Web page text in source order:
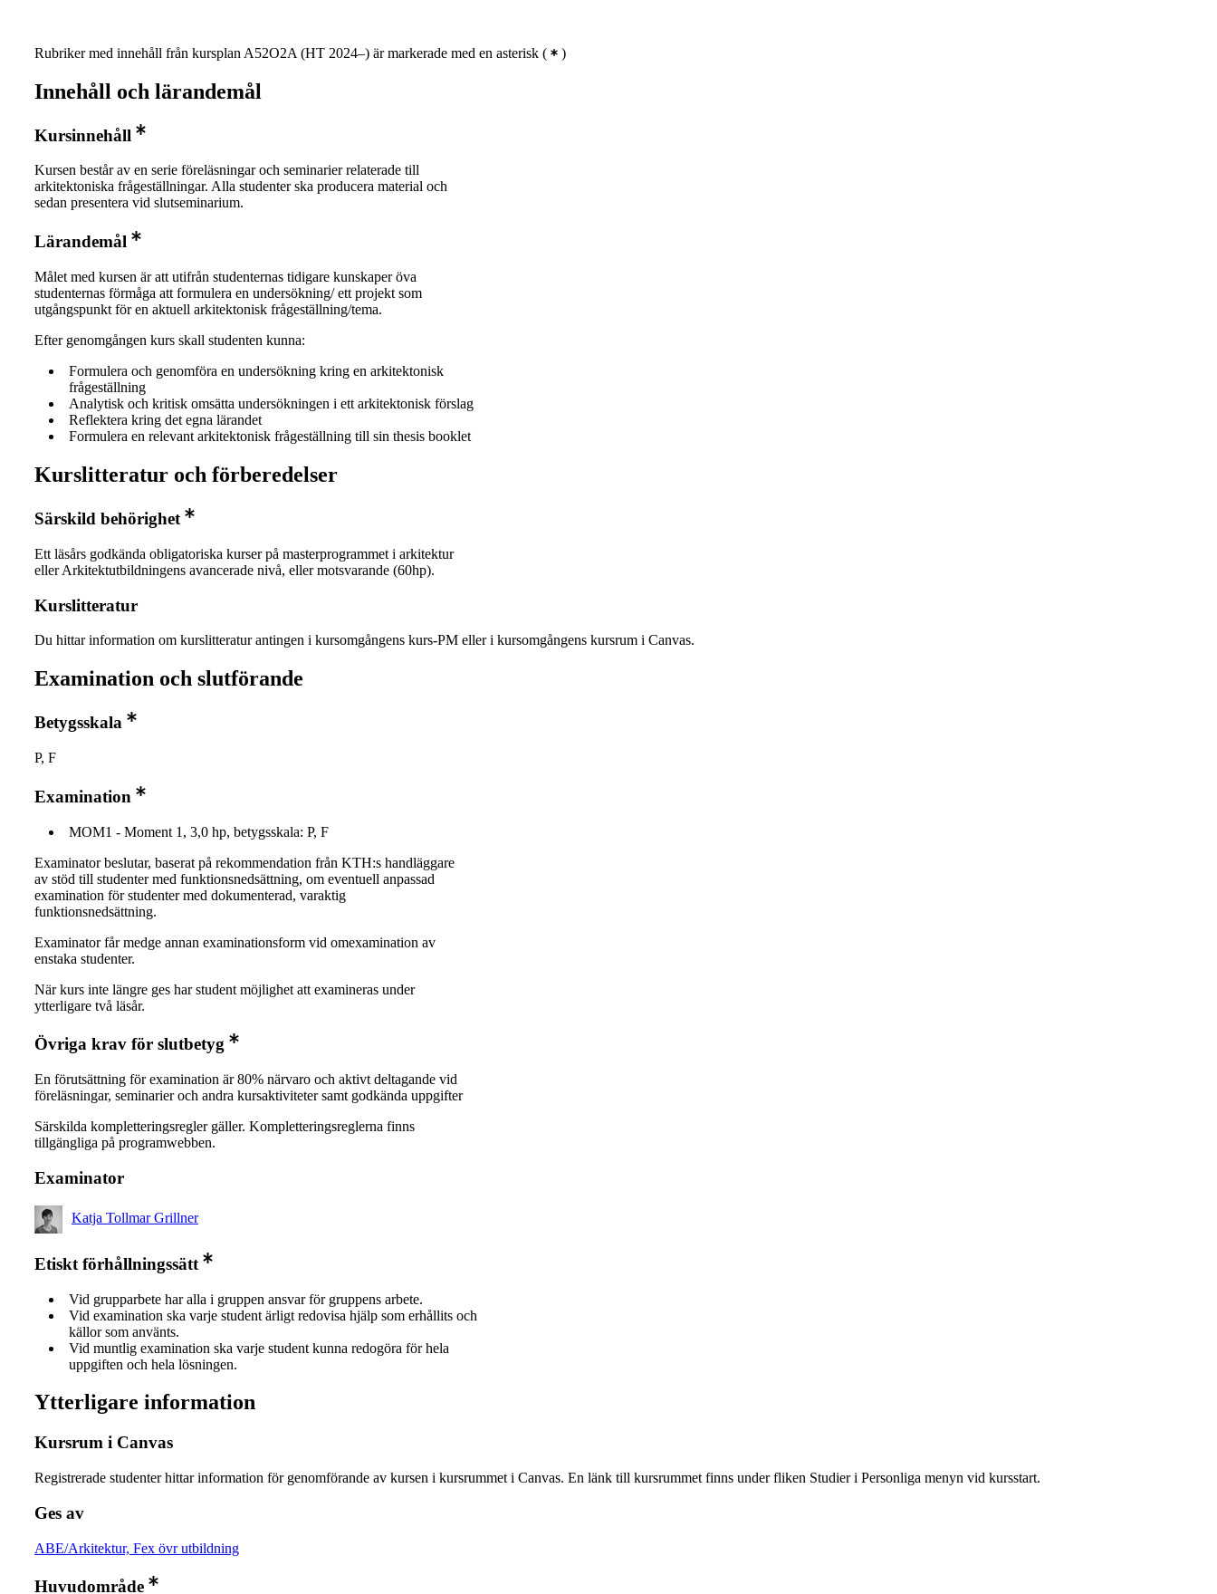
Rubriker med innehåll från kursplan A52O2A (HT 2024–) är markerade med en asterisk ( )
Innehåll och lärandemål
Kursinnehåll
Kursen består av en serie föreläsningar och seminarier relaterade till
arkitektoniska frågeställningar. Alla studenter ska producera material och
sedan presentera vid slutseminarium.
Lärandemål
Målet med kursen är att utifrån studenternas tidigare kunskaper öva
studenternas förmåga att formulera en undersökning/ ett projekt som
utgångspunkt för en aktuell arkitektonisk frågeställning/tema.
Efter genomgången kurs skall studenten kunna:
Formulera och genomföra en undersökning kring en arkitektonisk
frågeställning
Analytisk och kritisk omsätta undersökningen i ett arkitektonisk förslag
Reflektera kring det egna lärandet
Formulera en relevant arkitektonisk frågeställning till sin thesis booklet
Kurslitteratur och förberedelser
Särskild behörighet
Ett läsårs godkända obligatoriska kurser på masterprogrammet i arkitektur
eller Arkitektutbildningens avancerade nivå, eller motsvarande (60hp).
Kurslitteratur
Du hittar information om kurslitteratur antingen i kursomgångens kurs-PM eller i kursomgångens kursrum i Canvas.
Examination och slutförande
Betygsskala
P, F
Examination
MOM1 - Moment 1, 3,0 hp, betygsskala: P, F
Examinator beslutar, baserat på rekommendation från KTH:s handläggare
av stöd till studenter med funktionsnedsättning, om eventuell anpassad
examination för studenter med dokumenterad, varaktig
funktionsnedsättning.
Examinator får medge annan examinationsform vid omexamination av
enstaka studenter.
När kurs inte längre ges har student möjlighet att examineras under
ytterligare två läsår.
Övriga krav för slutbetyg
En förutsättning för examination är 80% närvaro och aktivt deltagande vid
föreläsningar, seminarier och andra kursaktiviteter samt godkända uppgifter
Särskilda kompletteringsregler gäller. Kompletteringsreglerna finns
tillgängliga på programwebben.
Examinator
Katja Tollmar Grillner
Etiskt förhållningssätt
Vid grupparbete har alla i gruppen ansvar för gruppens arbete.
Vid examination ska varje student ärligt redovisa hjälp som erhållits och
källor som använts.
Vid muntlig examination ska varje student kunna redogöra för hela
uppgiften och hela lösningen.
Ytterligare information
Kursrum i Canvas
Registrerade studenter hittar information för genomförande av kursen i kursrummet i Canvas. En länk till kursrummet finns under fliken Studier i Personliga menyn vid kursstart.
Ges av
ABE/Arkitektur, Fex övr utbildning
Huvudområde